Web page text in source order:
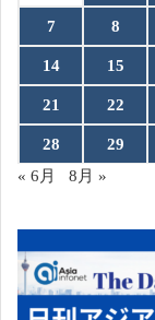
7 8
14 15
21 22
28 29
« 6月
8月 »